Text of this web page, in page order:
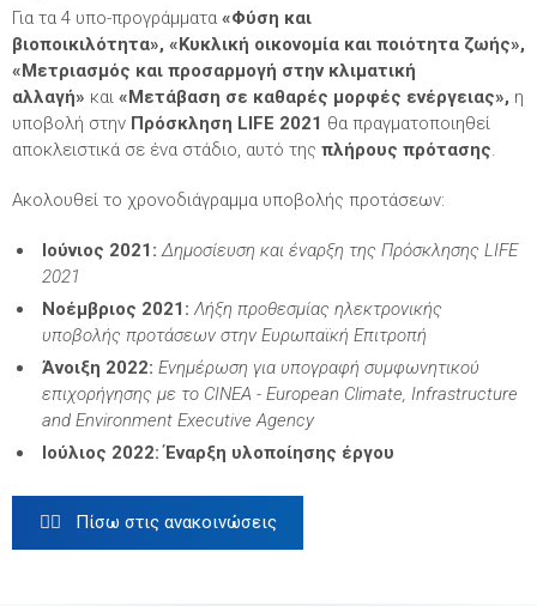
Για τα 4 υπο-προγράμματα «Φύση και
βιοποικιλότητα», «Κυκλική οικονομία και ποιότητα ζωής»,
«Μετριασμός και προσαρμογή στην κλιματική
αλλαγή» και «Μετάβαση σε καθαρές μορφές ενέργειας», η
υποβολή στην Πρόσκληση LIFE 2021 θα πραγματοποιηθεί
αποκλειστικά σε ένα στάδιο, αυτό της πλήρους πρότασης.
Ακολουθεί το χρονοδιάγραμμα υποβολής προτάσεων:
Ιούνιος 2021:Δημοσίευση και έναρξη της Πρόσκλησης LIFE
2021
Νοέμβριος 2021: Λήξη προθεσμίας ηλεκτρονικής
υποβολής προτάσεων στην Ευρωπαϊκή Επιτροπή
Άνοιξη 2022: Ενημέρωση για υπογραφή συμφωνητικού
επιχορήγησης με το CINEA - European Climate, Infrastructure
and Environment Executive Agency
Ιούλιος 2022:Έναρξη υλοποίησης έργου
 Πίσω στις ανακοινώσεις